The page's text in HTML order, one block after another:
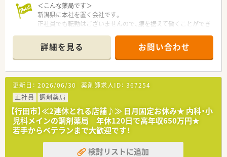
＜こんな薬局です＞
新潟県に本社を置く会社です。
正社員でも転勤はございませんので、腰を据えて働くことができ
開局のタイミングで入社された方が多く、
薬局内には勤続年数の長短による力関係はありません。
応需科目としては整形外科・皮膚科がメインとなります。
比較的軽量科目ですので、スキルにやや不安のある方でも
安心して就業をスタートさせることができます。
周りの方々も、丁寧に教えて下さる環境です。
＜こんな方、ぜひお問合せ下さい＞
★相場通りの時給はイヤ！少しでも高い時給で働きたい方
★1日フルタイムで働けるけど毎日だと疲れる…週3日程度～シ
フト相談したい方
★ブランクがある・総合科目を経験したことがなく、スキルにあ
まり自信がない方
詳細を見る お問い合わせ
更新日： 2026/06/30 薬剤師求人ID： 367254
正社員
調剤薬局
【行田市】≪2連休とれる店舗♪≫ 日月固定お休み★ 内科・小
児科メインの調剤薬局 年休120日で高年収650万円★
若手からベテランまで大歓迎です！
検討リストに追加